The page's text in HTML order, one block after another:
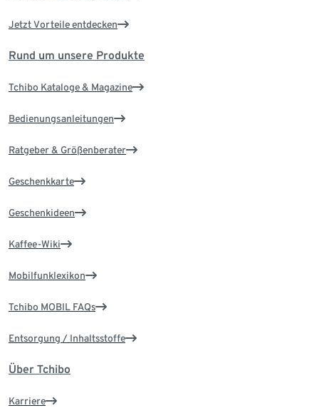
Jetzt Vorteile entdecken
Rund um unsere Produkte
Tchibo Kataloge & Magazine
Bedienungsanleitungen
Ratgeber & Größenberater
Geschenkkarte
Geschenkideen
Kaffee-Wiki
Mobilfunklexikon
Tchibo MOBIL FAQs
Entsorgung / Inhaltsstoffe
Über Tchibo
Karriere